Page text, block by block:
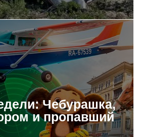
Чебурашка,
и пропавший